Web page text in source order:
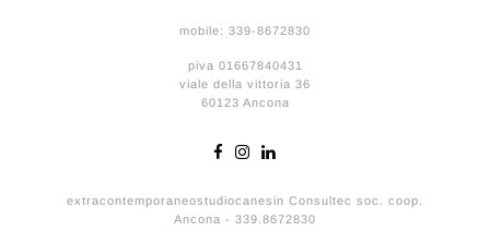
mobile: 339-8672830
piva 01667840431
viale della vittoria 36
60123 Ancona
extracontemporaneostudiocanesin Consultec soc. coop.
Ancona - 339.8672830